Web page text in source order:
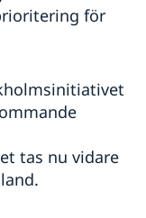
för
tas nu vidare